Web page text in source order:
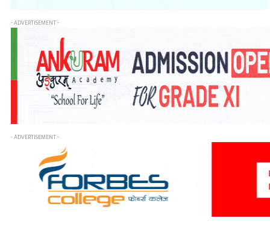
- ADVERTISEMENT -
- ADVERTISEMENT -